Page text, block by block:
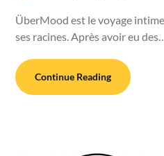
ÜberMood est le voyage
ses racines. Après avoir eu
Continue Reading